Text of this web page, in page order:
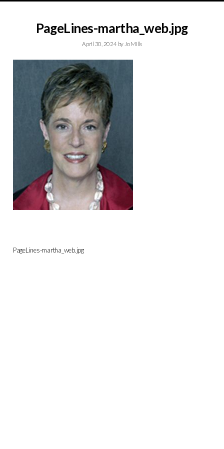
PageLines-martha_web.jpg
April 30, 2024 by Jo Mills
PageLines-martha_web.jpg